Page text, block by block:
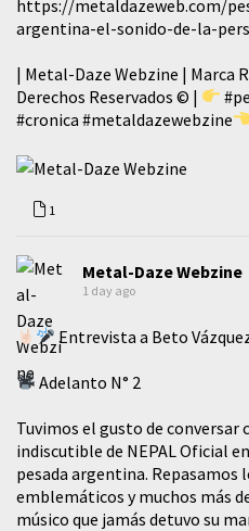
https://metaldazeweb.com/
argentina-el-sonido-de-la-
| Metal-Daze Webzine | Marca
Derechos Reservados © |
#cronica #metaldazewebzine
1
Metal-Daze Webzine
1 day ago
Entrevista a Beto
Adelanto N° 2
Tuvimos el gusto de
indiscutible de NEPAL Oficial
pesada argentina. Repasamos
emblemáticos y muchos más
músico que jamás detuvo su